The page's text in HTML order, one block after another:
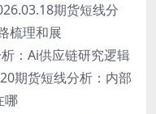
期货短线分
梳理和展
：Ai供应链研究逻辑
期货短线分析：内部
哪